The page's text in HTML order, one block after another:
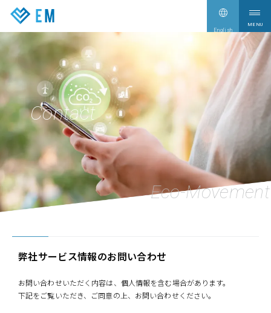
English
サービス情報 Our Services
企業情報 Company
CEO Blog
新着情報
採用情報 Recruit
Contact
弊社サービス情報のお問い合わせ
お問い合わせいただく内容は、個人情報を含む場合があります。
下記をご覧いただき、ご同意の上、お問い合わせください。